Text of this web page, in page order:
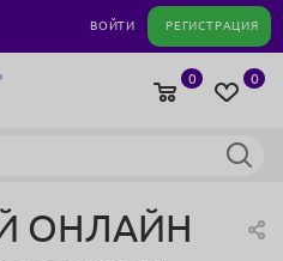
ВОЙТИ РЕГИСТРАЦИЯ
0
0
ОНЛАЙН